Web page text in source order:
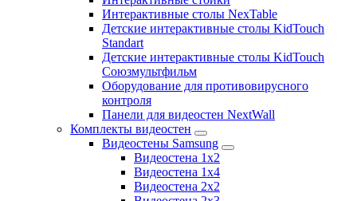
Интерактивные столы NexTable
Детские интерактивные столы KidTouch
Standart
Детские интерактивные столы KidTouch
Союзмультфильм
Оборудование для противовирусного
контроля
Панели для видеостен NextWall
Комплекты видеостен
Видеостены Samsung
Видеостена 1x2
Видеостена 1x4
Видеостена 2x2